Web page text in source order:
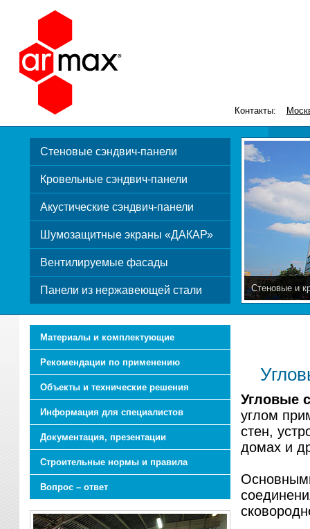
Контакты:
Стеновые сэндвич-панели
Кровельные сэндвич-панели
Акустические сэндвич-панели
Шумозащитные экраны «ДАКАР»
Вентилируемые фасады
Панели из нержавеющей стали Стеновые и
Материалы и комплектующие
Рекомендации по применению
Объекты и технические решения
Информация для специалистов
Документация, презентации
Строительные нормы и правила
Вопрос – ответ
Угловые
углом
стен,
домах и